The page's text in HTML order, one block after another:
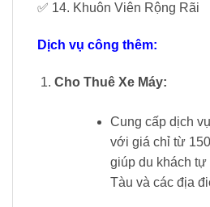
✅ 14. Khuôn Viên Rộng Rãi
Dịch vụ công thêm:
Cho Thuê Xe Máy:
Cung cấp dịch
với giá chỉ từ
giúp du khách tự
Tàu và các địa